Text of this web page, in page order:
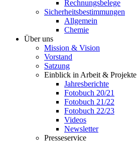
Rechnungsbelege
Sicherheitsbestimmungen
Allgemein
Chemie
Über uns
Mission & Vision
Vorstand
Satzung
Einblick in Arbeit & Projekte
Jahresberichte
Fotobuch 20/21
Fotobuch 21/22
Fotobuch 22/23
Videos
Newsletter
Presseservice